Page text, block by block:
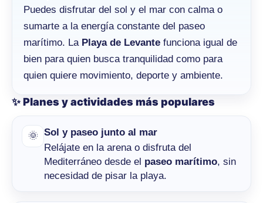
Puedes disfrutar del sol y el mar con calma o
sumarte a la energía constante del paseo
marítimo. La Playa de Levante funciona igual de
bien para quien busca tranquilidad como para
quien quiere movimiento, deporte y ambiente.
✨ Planes y actividades más populares
🌞 Sol y paseo junto al mar
Relájate en la arena o disfruta del
Mediterráneo desde el paseo marítimo, sin
necesidad de pisar la playa.